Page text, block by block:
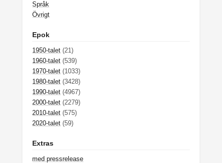
Språk
Övrigt
Epok
1950-talet (21)
1960-talet (539)
1970-talet (1033)
1980-talet (3428)
1990-talet (4967)
2000-talet (2279)
2010-talet (575)
2020-talet (59)
Extras
med pressrelease